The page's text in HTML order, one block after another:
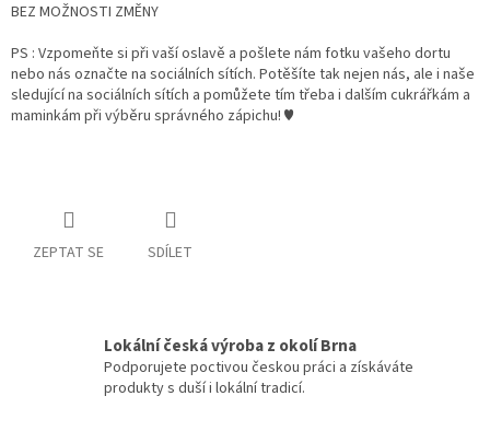
BEZ MOŽNOSTI ZMĚNY
PS : Vzpomeňte si při vaší oslavě a pošlete nám fotku vašeho dortu
nebo nás označte na sociálních sítích. Potěšíte tak nejen nás, ale i naše
sledující na sociálních sítích a pomůžete tím třeba i dalším cukrářkám a
maminkám při výběru správného zápichu! ♥
ZEPTAT SE SDÍLET
Lokální česká výroba z okolí Brna
Podporujete poctivou českou práci a získáváte
produkty s duší i lokální tradicí.